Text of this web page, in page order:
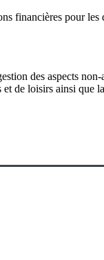
financières pour
des aspects
de loisirs ainsi que